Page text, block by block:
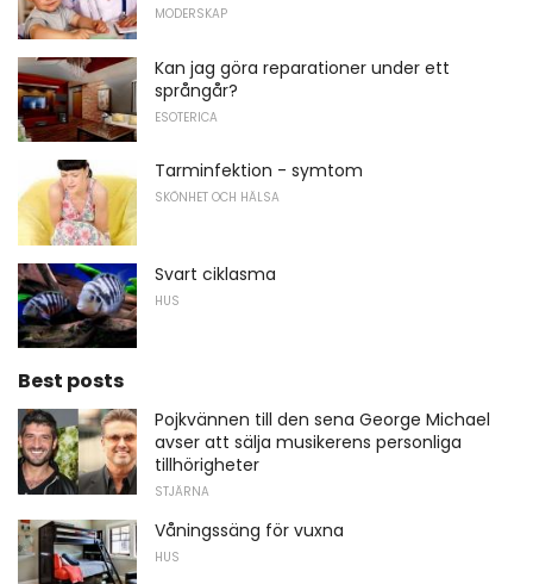
MODERSKAP
Kan jag göra reparationer under ett
språngår?
ESOTERICA
Tarminfektion - symtom
SKÖNHET OCH HÄLSA
Svart ciklasma
HUS
Best posts
Pojkvännen till den sena George Michael
avser att sälja musikerens personliga
tillhörigheter
STJÄRNA
Våningssäng för vuxna
HUS